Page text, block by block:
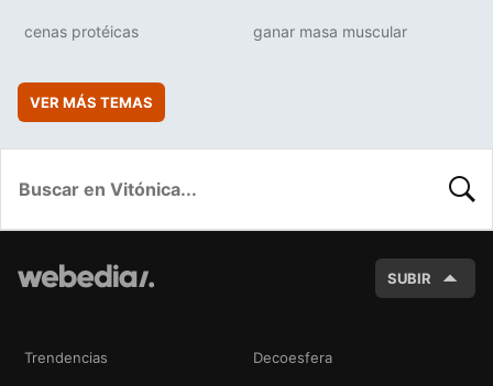
cenas protéicas ganar masa muscular
VER MÁS TEMAS
SUBIR
Trendencias Decoesfera